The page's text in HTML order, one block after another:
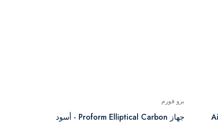
برو فورم
جهاز Proform Elliptical Carbon - أسود